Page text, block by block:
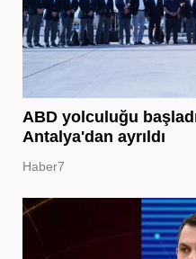
ABD yolculuğu
Antalya'dan ayrıldı
Haber7